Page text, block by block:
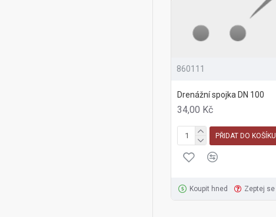
860111
Drenážní spojka DN 100
34,00 Kč
PŘIDAT DO KOŠÍKU
Koupit hned Zeptej se